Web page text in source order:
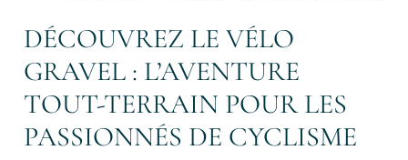
DÉCOUVREZ LE VÉLO
GRAVEL : L’AVENTURE
TOUT-TERRAIN POUR LES
PASSIONNÉS DE CYCLISME